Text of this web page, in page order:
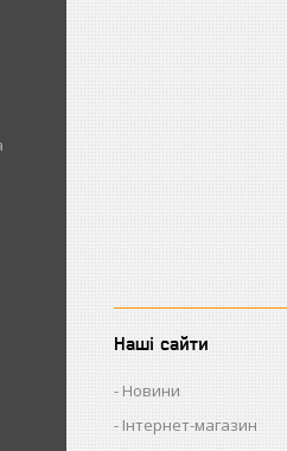
Наші сайти
Новини
Інтернет-магазин